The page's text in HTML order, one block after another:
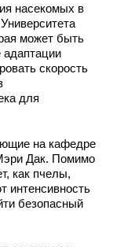
насекомых в
может быть
скорость
для
на кафедре
Дак. Помимо
как пчелы,
интенсивность
безопасный